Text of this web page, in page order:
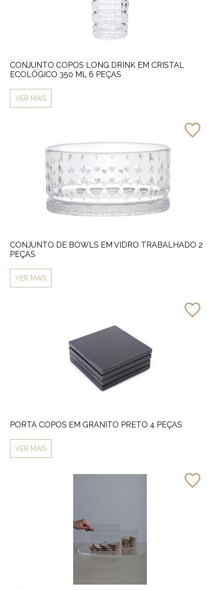
CONJUNTO COPOS LONG DRINK EM CRISTAL
ECOLÓGICO 350 ML 6 PEÇAS
VER MAIS
CONJUNTO DE BOWLS EM VIDRO TRABALHADO 2
PEÇAS
VER MAIS
PORTA COPOS EM GRANITO PRETO 4 PEÇAS
VER MAIS